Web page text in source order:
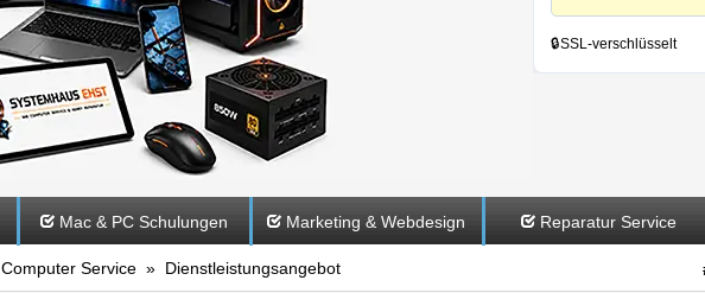
🔒SSL-verschlüsselt
Mac & PC Schulungen Marketing & Webdesign Reparatur Service
Computer Service » Dienstleistungsangebot